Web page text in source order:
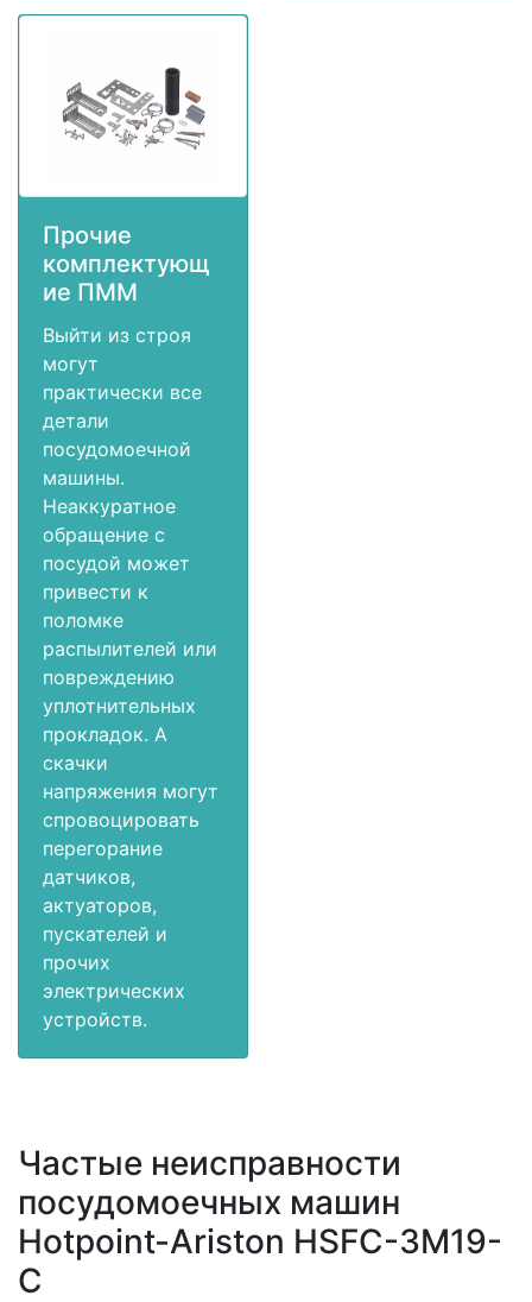
Прочие
комплектующ
ие ПММ
Выйти из строя
могут
практически все
детали
посудомоечной
машины.
Неаккуратное
обращение с
посудой может
привести к
поломке
распылителей или
повреждению
уплотнительных
прокладок. А
скачки
напряжения могут
спровоцировать
перегорание
датчиков,
актуаторов,
пускателей и
прочих
электрических
устройств.
Частые неисправности
посудомоечных машин
Hotpoint-Ariston HSFC-3M19-
C